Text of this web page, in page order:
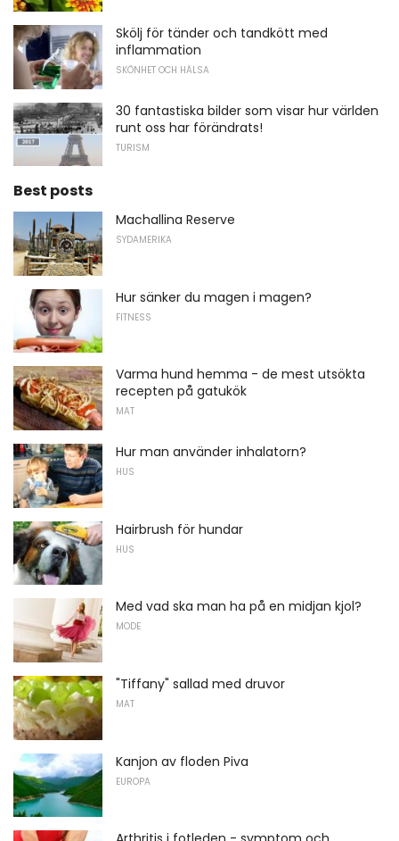
Skölj för tänder och tandkött med
inflammation
SKÖNHET OCH HÄLSA
30 fantastiska bilder som visar hur världen
runt oss har förändrats!
TURISM
Best posts
Machallina Reserve
SYDAMERIKA
Hur sänker du magen i magen?
FITNESS
Varma hund hemma - de mest utsökta
recepten på gatukök
MAT
Hur man använder inhalatorn?
HUS
Hairbrush för hundar
HUS
Med vad ska man ha på en midjan kjol?
MODE
"Tiffany" sallad med druvor
MAT
Kanjon av floden Piva
EUROPA